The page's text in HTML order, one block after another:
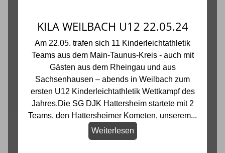
KILA WEILBACH U12 22.05.24
Am 22.05. trafen sich 11 Kinderleichtathletik
Teams aus dem Main-Taunus-Kreis - auch mit
Gästen aus dem Rheingau und aus
Sachsenhausen – abends in Weilbach zum
ersten U12 Kinderleichtathletik Wettkampf des
Jahres.Die SG DJK Hattersheim startete mit 2
Teams, den Hattersheimer Kometen, unserem...
Weiterlesen